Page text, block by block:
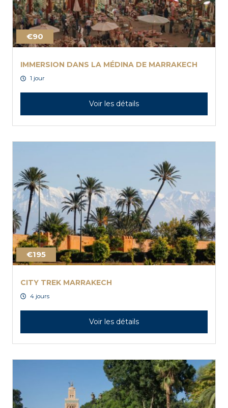
€90
IMMERSION DANS LA MÉDINA DE MARRAKECH
1 jour
Voir les détails
€195
CITY TREK MARRAKECH
4 jours
Voir les détails